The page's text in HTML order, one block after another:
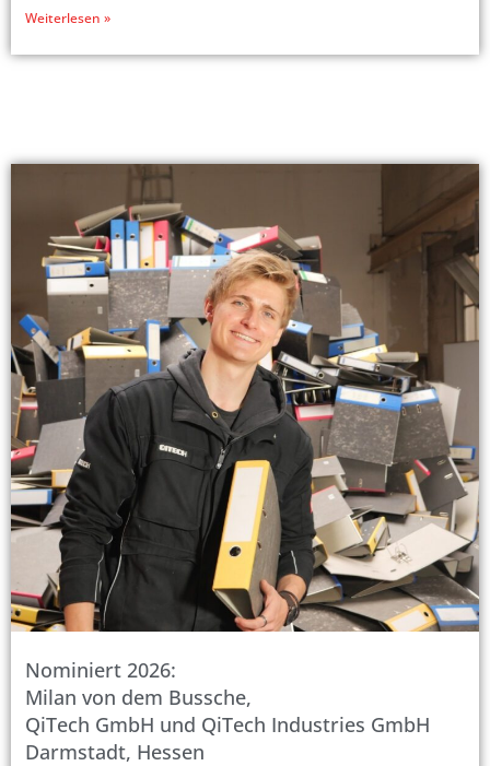
Weiterlesen »
Nominiert 2026:
Milan von dem Bussche,
QiTech GmbH und QiTech Industries GmbH
Darmstadt, Hessen